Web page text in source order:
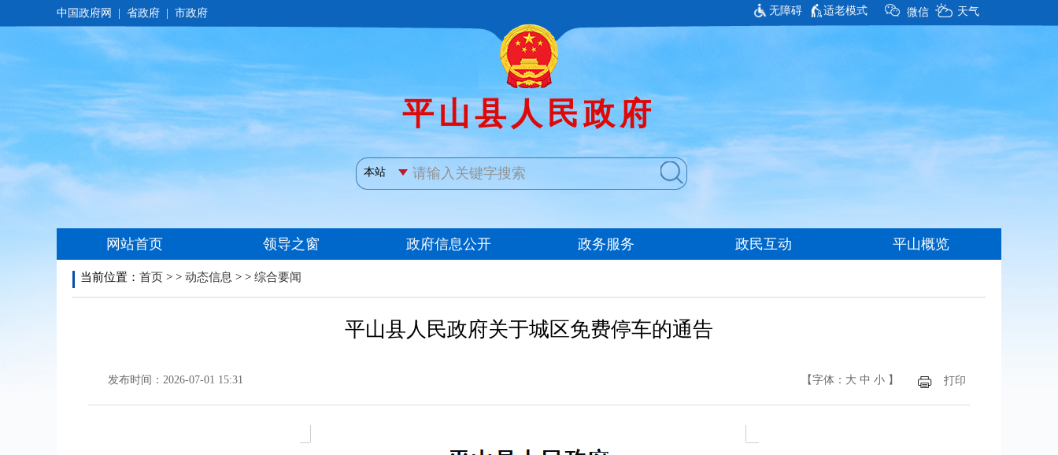
无障碍 适老模式
当前位置： 首页 > > 动态信息 > > 综合要闻
平山县人民政府关于城区免费停车的通告
发布时间：2026-07-01 15:31 【字体： 大 中 小 】 打印